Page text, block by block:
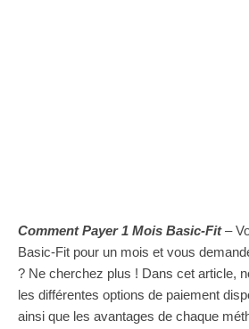
Comment Payer 1 Mois Basic-Fit–
Basic-Fit pour un mois et vous
? Ne cherchez plus ! Dans cet article,
les différentes options de paiement
ainsi que les avantages de chaque